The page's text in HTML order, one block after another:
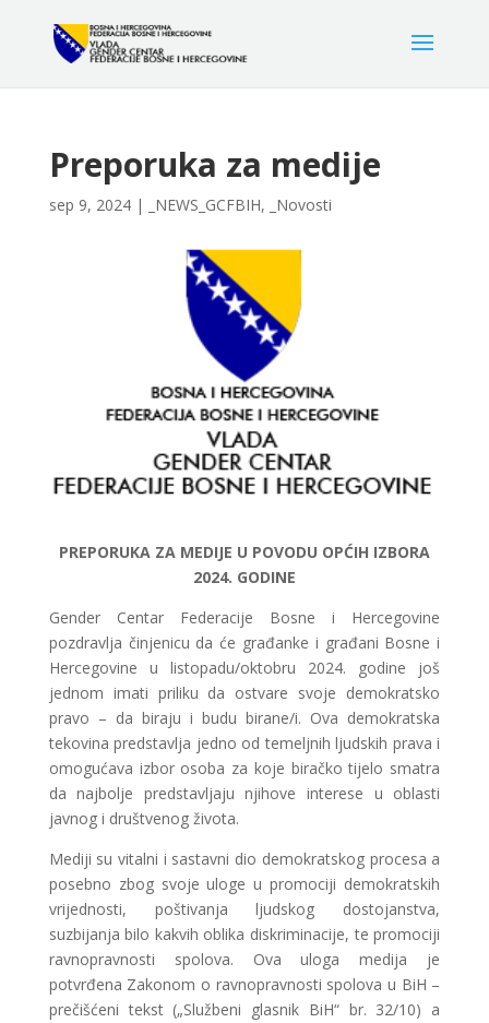
Preporuka za medije
sep 9, 2024| _NEWS_GCFBIH, _Novosti
PREPORUKA ZA MEDIJE U POVODU OPĆIH IZBORA
2024. GODINE
Gender Centar Federacije Bosne i Hercegovine
pozdravlja činjenicu da će građanke i građani Bosne i
Hercegovine u listopadu/oktobru 2024. godine još
jednom imati priliku da ostvare svoje demokratsko
pravo – da biraju i budu birane/i. Ova demokratska
tekovina predstavlja jedno od temeljnih ljudskih prava i
omogućava izbor osoba za koje biračko tijelo smatra
da najbolje predstavljaju njihove interese u oblasti
javnog i društvenog života.
Mediji su vitalni i sastavni dio demokratskog procesa a
posebno zbog svoje uloge u promociji demokratskih
vrijednosti, poštivanja ljudskog dostojanstva,
suzbijanja bilo kakvih oblika diskriminacije, te promociji
ravnopravnosti spolova. Ova uloga medija je
potvrđena Zakonom o ravnopravnosti spolova u BiH –
prečišćeni tekst („Službeni glasnik BiH“ br. 32/10) a